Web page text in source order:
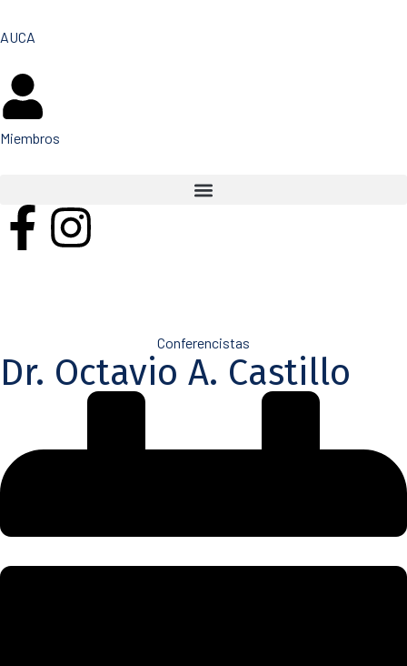
AUCA
Miembros
Conferencistas
Dr. Octavio A. Castillo